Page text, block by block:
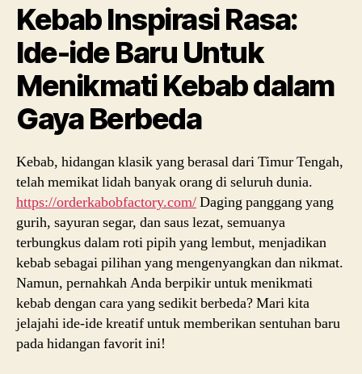
ide
Baru
Untuk
Menikmati
Kebab
Kebab Inspirasi Rasa:
Ide-ide Baru Untuk
Menikmati Kebab dalam
Gaya Berbeda
Kebab, hidangan klasik yang berasal dari Timur Tengah,
telah memikat lidah banyak orang di seluruh dunia.
https://orderkabobfactory.com/Daging panggang yang
gurih, sayuran segar, dan saus lezat, semuanya
terbungkus dalam roti pipih yang lembut, menjadikan
kebab sebagai pilihan yang mengenyangkan dan nikmat.
Namun, pernahkah Anda berpikir untuk menikmati
kebab dengan cara yang sedikit berbeda? Mari kita
jelajahi ide-ide kreatif untuk memberikan sentuhan baru
pada hidangan favorit ini!